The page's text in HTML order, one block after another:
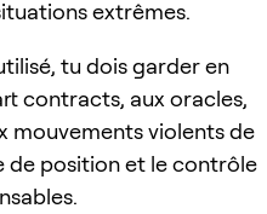
extrêmes.
tu dois garder en
contracts, aux oracles,
mouvements violents de
de position et le contrôle